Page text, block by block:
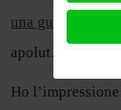
una guerra per il
apolut.
Ho